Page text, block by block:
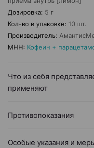
Дозировка: 5 г
Кол-во в упаковке: 10 шт.
Производитель:
МНН: Кофеин +
Что из себя
применяют
Противопоказания
Особые указания и